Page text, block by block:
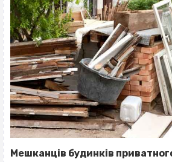
Мешканців будинків